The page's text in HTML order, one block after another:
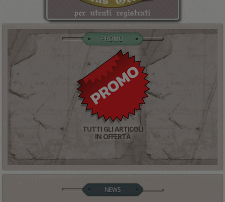
PROMO
TUTTI GLI ARTICOLI
IN OFFERTA
NEWS